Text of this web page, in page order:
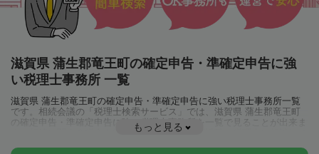
滋賀県 蒲生郡竜王町の確定申告・準確定申告に強
い税理士事務所 一覧
滋賀県 蒲生郡竜王町の確定申告・準確定申告に強い税理士事務所一覧
です。相続会議の「税理士検索サービス」では、滋賀県 蒲生郡竜王町
の確定申告・準確定申告に強い税理士事務所を一覧で見ることが出来ま
す。相続に関する税金や特例制度のことは一度近隣の税理士に相談して
もっと見る